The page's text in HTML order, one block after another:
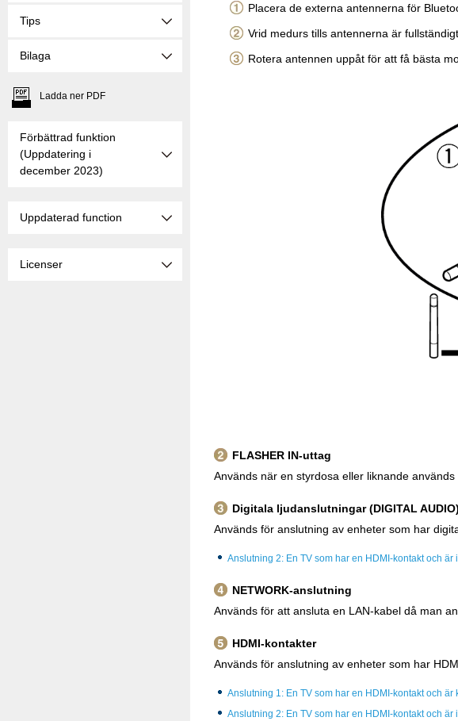
Tips
Bilaga
Ladda ner PDF
Förbättrad funktion
(Uppdatering i
december 2023)
Uppdaterad function
Licenser
Placera de externa antennerna för
Vrid medurs tills antennerna är
Rotera antennen uppåt för att få bästa
FLASHER IN-uttag
Används när en styrdosa eller liknande
Digitala ljudanslutningar (DIGITAL AUDIO)
Används för anslutning av enheter som har
Anslutning 2: En TV som har en HDMI-kontakt och
NETWORK-anslutning
Används för att ansluta en LAN-kabel då man
HDMI-kontakter
Används för anslutning av enheter som har
Anslutning 1: En TV som har en HDMI-kontakt och
Anslutning 2: En TV som har en HDMI-kontakt och